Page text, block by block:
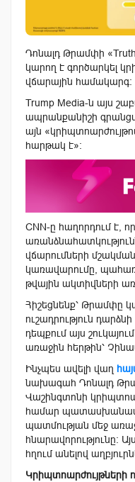
Դոնալդ Թրամփի
կարող է գործարկել
վճարային համակարգ:
Trump Media-ն այս
ապրանքանիշի
այն
հարթակ է»:
CNN-ը հաղորդում է,
վճարումների
կառավարումը,
թվային ակտիվների
Հիշեցնենք՝ Թրամփը
ուշադրություն
դեպքում այս
առաջին հերթին՝
Ինչպես ավելի վաղ
նախագահ Դոնալդ
Վաշինգտոնի
համար
պատմության մեջ
հնարավորությունը:
հղում անելով
Կրիպտոարժույթների